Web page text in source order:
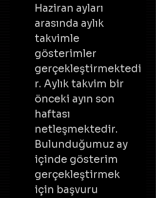
Haziran ayları
arasında aylık
takvimle
gösterimler
gerçekleştirmektedi
r. Aylık takvim bir
önceki ayın son
haftası
netleşmektedir.
Bulunduğumuz ay
içinde gösterim
gerçekleştirmek
için başvuru